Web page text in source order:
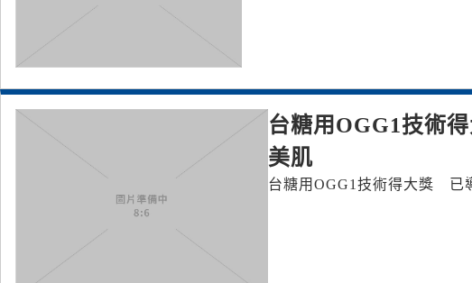
台糖用OGG1技術
美肌
台糖用OGG1技術得大獎 已